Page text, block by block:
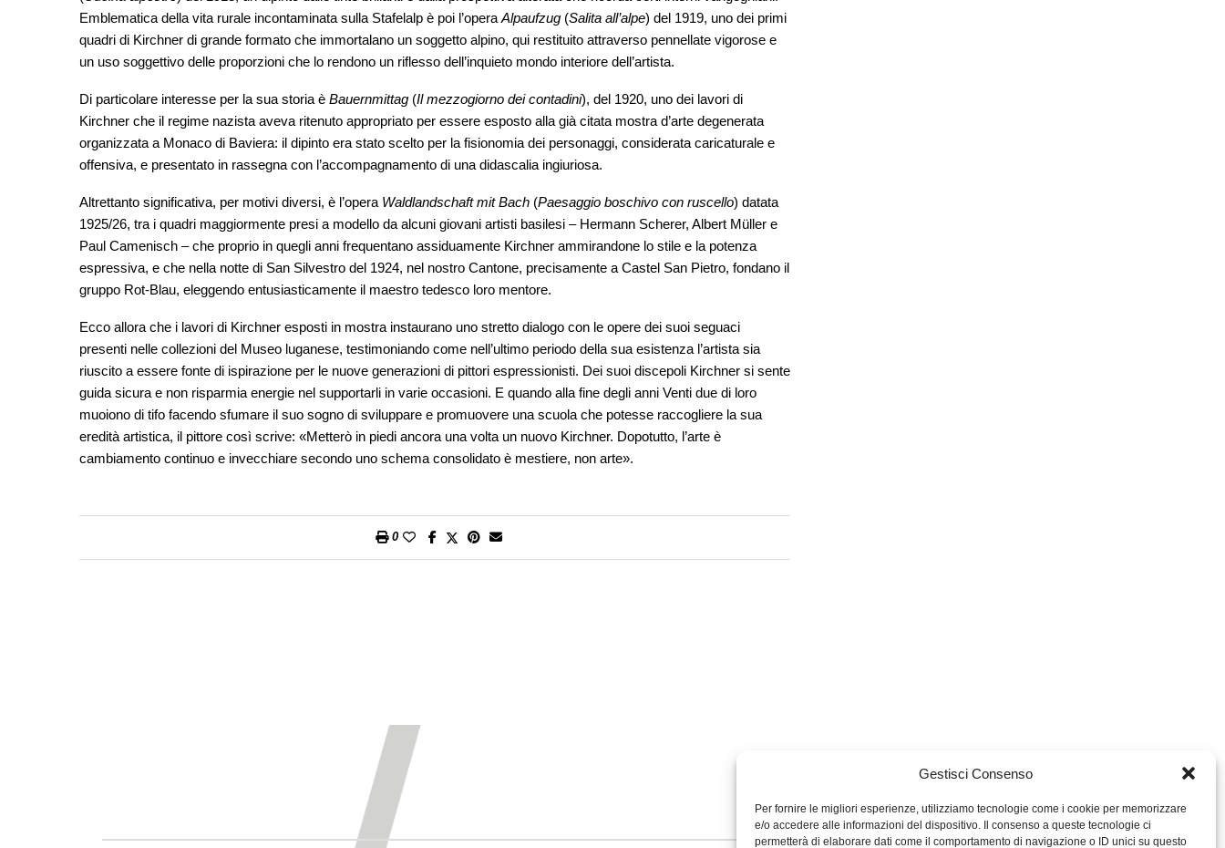
Gestisci Consenso
Per fornire le migliori esperienze, utilizziamo tecnologie come i cookie per memorizzare
e/o accedere alle informazioni del dispositivo. Il consenso a queste tecnologie ci
permetterà di elaborare dati come il comportamento di navigazione o ID unici su questo
Emblematica della vita rurale incontaminata sulla Stafelalp è poi l’opera Alpaufzug (Salita all’alpe) del 1919, uno dei primi
quadri di Kirchner di grande formato che immortalano un soggetto alpino, qui restituito attraverso pennellate vigorose e
un uso soggettivo delle proporzioni che lo rendono un riflesso dell’inquieto mondo interiore dell’artista.
Di particolare interesse per la sua storia è Bauernmittag (Il mezzogiorno dei contadini), del 1920, uno dei lavori di
Kirchner che il regime nazista aveva ritenuto appropriato per essere esposto alla già citata mostra d’arte degenerata
organizzata a Monaco di Baviera: il dipinto era stato scelto per la fisionomia dei personaggi, considerata caricaturale e
offensiva, e presentato in rassegna con l’accompagnamento di una didascalia ingiuriosa.
Altrettanto significativa, per motivi diversi, è l’opera Waldlandschaft mit Bach (Paesaggio boschivo con ruscello) datata
1925/26, tra i quadri maggiormente presi a modello da alcuni giovani artisti basilesi – Hermann Scherer, Albert Müller e
Paul Camenisch – che proprio in quegli anni frequentano assiduamente Kirchner ammirandone lo stile e la potenza
espressiva, e che nella notte di San Silvestro del 1924, nel nostro Cantone, precisamente a Castel San Pietro, fondano il
gruppo Rot-Blau, eleggendo entusiasticamente il maestro tedesco loro mentore.
Ecco allora che i lavori di Kirchner esposti in mostra instaurano uno stretto dialogo con le opere dei suoi seguaci
presenti nelle collezioni del Museo luganese, testimoniando come nell’ultimo periodo della sua esistenza l’artista sia
riuscito a essere fonte di ispirazione per le nuove generazioni di pittori espressionisti. Dei suoi discepoli Kirchner si sente
guida sicura e non risparmia energie nel supportarli in varie occasioni. E quando alla fine degli anni Venti due di loro
muoiono di tifo facendo sfumare il suo sogno di sviluppare e promuovere una scuola che potesse raccogliere la sua
eredità artistica, il pittore così scrive: «Metterò in piedi ancora una volta un nuovo Kirchner. Dopotutto, l’arte è
cambiamento continuo e invecchiare secondo uno schema consolidato è mestiere, non arte».
0